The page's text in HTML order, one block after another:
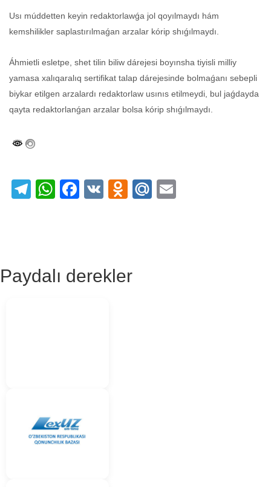
Usı múddetten keyin redaktorlawǵa jol qoyılmaydı hám
kemshilikler saplastırılmaǵan arzalar kórip shıǵılmaydı.
Áhmietli esletpe, shet tilin biliw dárejesi boyınsha tiyisli milliy
yamasa xalıqaralıq sertifikat talap dárejesinde bolmaǵanı sebepli
biykar etilgen arzalardı redaktorlaw usınıs etilmeydi, bul jaǵdayda
qayta redaktorlanǵan arzalar bolsa kórip shıǵılmaydı.
Telegram
WhatsApp
Facebook
VK Odnoklassniki
Mail.Ru
Paydalı derekler